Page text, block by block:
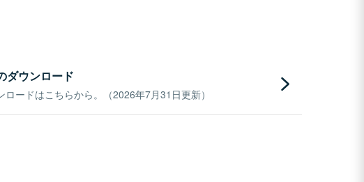
ダウンロード
ードはこちらから。（2026年7月31日更新）